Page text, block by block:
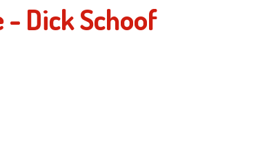
- Dick Schoof